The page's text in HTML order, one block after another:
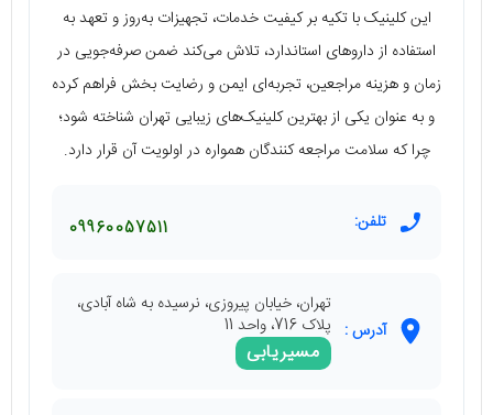
این کلینیک با تکیه بر کیفیت خدمات، تجهیزات به‌روز و تعهد به
استفاده از داروهای استاندارد، تلاش می‌کند ضمن صرفه‌جویی در
زمان و هزینه مراجعین، تجربه‌ای ایمن و رضایت ‌بخش فراهم کرده
و به عنوان یکی از بهترین کلینیک‌های زیبایی تهران شناخته شود؛
چرا که سلامت مراجعه‌ کنندگان همواره در اولویت آن قرار دارد.
تلفن: 09960057511
آدرس :
تهران، خیابان پیروزی، نرسیده به شاه آبادی،
پلاک 716، واحد 11
مسیریابی